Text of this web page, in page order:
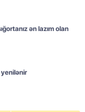
ən lazım olan
yenilənir